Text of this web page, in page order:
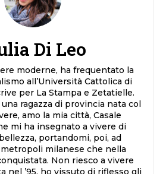
Di Leo
moderne, ha frequentato la
all’Università Cattolica di
per La Stampa e Zetatielle.
ragazza di provincia nata col
amo la mia città, Casale
mi ha insegnato a vivere di
portandomi, poi, ad
milanese che nella
Non riesco a vivere